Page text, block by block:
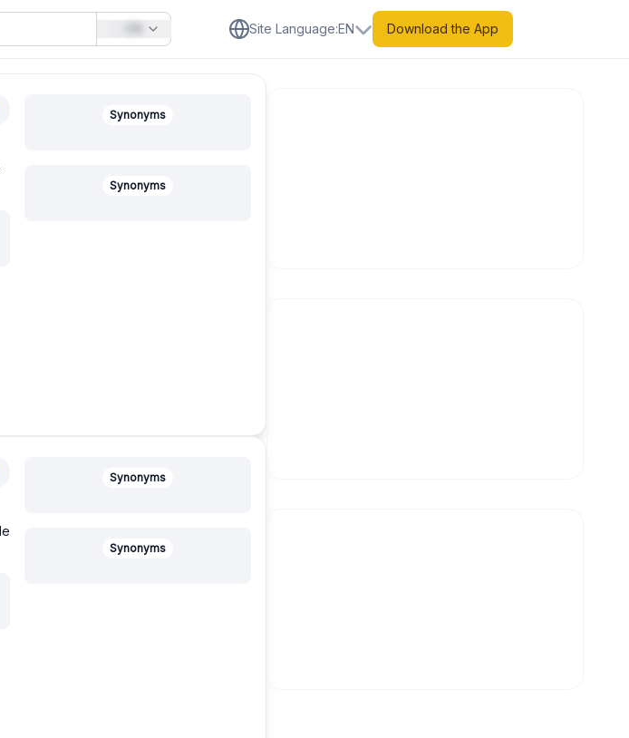
Site Language:EN Download the App
Synonyms
Synonyms
Synonyms
Synonyms